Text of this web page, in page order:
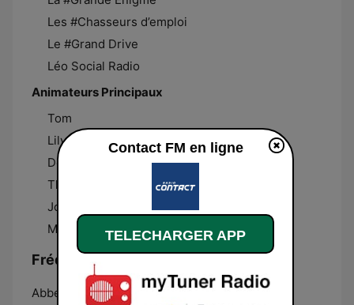
Les #Chasseurs d’emploi
Le #Grand Drive
Léo Social Radio
Animateurs Principaux
Tom
Lily
Denis
Thibault
Johann
Max
Fréquences Contact FM:
Abbeville:
91.2 FM
Contact FM en ligne
TELECHARGER APP